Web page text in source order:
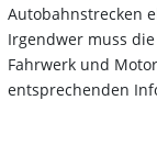
Autobahnstrecken
Irgendwer muss
Fahrwerk und
entsprechenden